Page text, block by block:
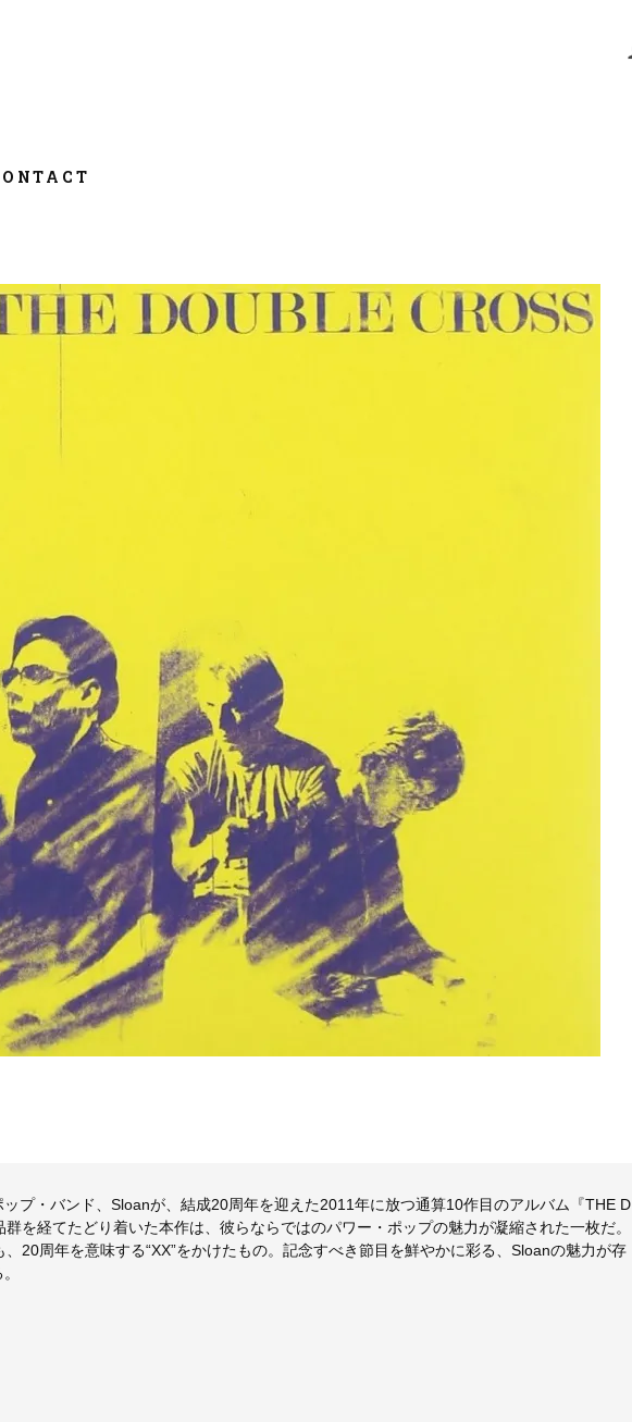
プ・バンド、Sloanが、結成20周年を迎えた2011年に放つ通算10作目のアルバム『THE D
を経てたどり着いた本作は、彼らならではのパワー・ポップの魅力が凝縮された一枚だ。
20周年を意味する“XX”をかけたもの。記念すべき節目を鮮やかに彩る、Sloanの魅力が存